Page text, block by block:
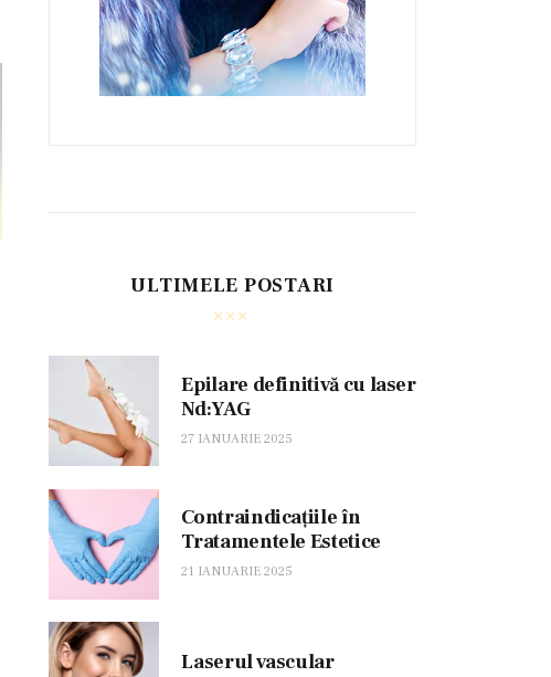
ULTIMELE POSTARI
Epilare definitivă cu laser
Nd:YAG
27 IANUARIE 2025
Contraindicațiile în
Tratamentele Estetice
21 IANUARIE 2025
Laserul vascular